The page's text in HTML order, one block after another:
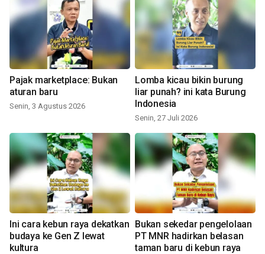
Pajak marketplace: Bukan
aturan baru
Senin, 3 Agustus 2026
Lomba kicau bikin burung
liar punah? ini kata Burung
Indonesia
Senin, 27 Juli 2026
Ini cara kebun raya dekatkan
budaya ke Gen Z lewat
kultura
Bukan sekedar pengelolaan
PT MNR hadirkan belasan
taman baru di kebun raya